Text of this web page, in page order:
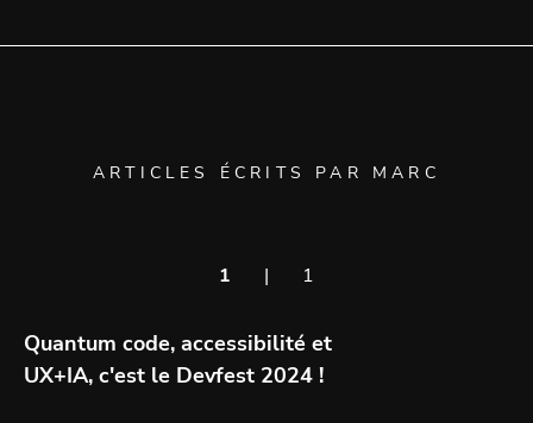
ARTICLES ÉCRITS PAR MARC
1 | 1
Quantum code, accessibilité et
UX+IA, c'est le Devfest 2024 !